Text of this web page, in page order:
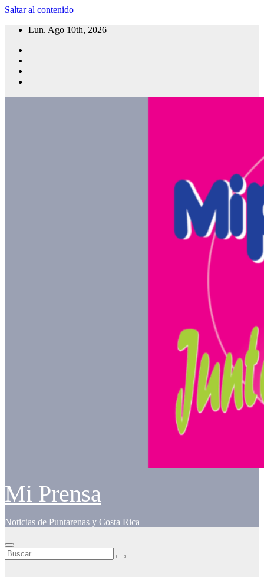
Saltar al contenido
Lun. Ago 10th, 2026
Mi Prensa
Noticias de Puntarenas y Costa Rica